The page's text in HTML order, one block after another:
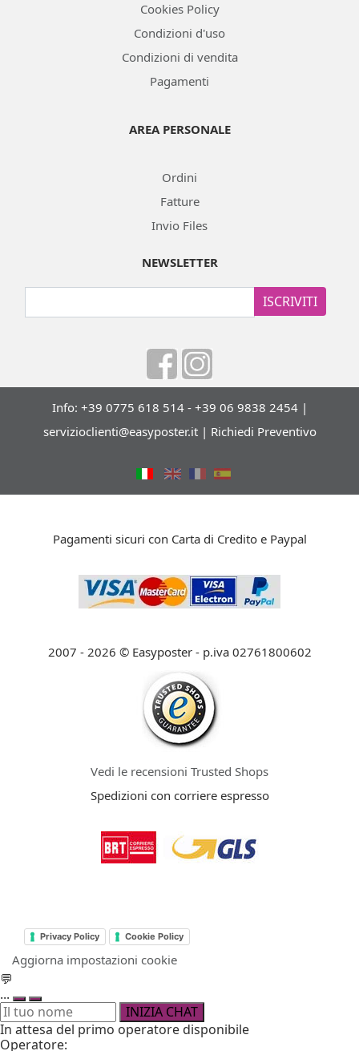
Cookies Policy
Condizioni d'uso
Condizioni di vendita
Pagamenti
AREA PERSONALE
Ordini
Fatture
Invio Files
NEWSLETTER
ISCRIVITI
Info: +39 0775 618 514 - +39 06 9838 2454 |
servizioclienti@easyposter.it| Richiedi Preventivo
Pagamenti sicuri con Carta di Credito e Paypal
2007 - 2026 © Easyposter - p.iva 02761800602
Vedi le recensioni Trusted Shops
Spedizioni con corriere espresso
Privacy Policy Cookie Policy
Aggiorna impostazioni cookie
💬
...
INIZIA CHAT
In attesa del primo operatore disponibile
Operatore: